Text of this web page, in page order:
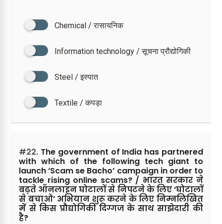
Chemical / रासायनिक
Information technology / सूचना प्रौद्योगिकी
Steel / इस्पात
Textile / कपड़ा
#22. The government of India has partnered
with which of the following tech giant to
launch ‘Scam se Bacho’ campaign in order to
tackle rising online scams? / भारत सरकार ने
बढ़ते ऑनलाइन घोटालों से निपटने के लिए ‘घोटालों
से बचाओ’ अभियान शुरू करने के लिए निम्नलिखित
में से किस प्रौद्योगिकी दिग्गज के साथ साझेदारी की
है?